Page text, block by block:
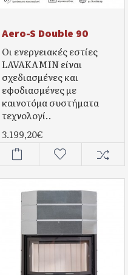
Aero-S Double 90
Οι ενεργειακές εστίες
LAVAKAMIN είναι
σχεδιασμένες και
εφοδιασμένες με
καινοτόμα συστήματα
τεχνολογί..
3.199,20€